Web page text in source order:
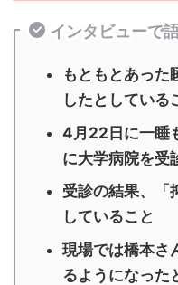
インタビューで
もともとあった
したとしている
4月22日に一睡
に大学病院を受
受診の結果、「
していること
現場では橋本さ
るようになった